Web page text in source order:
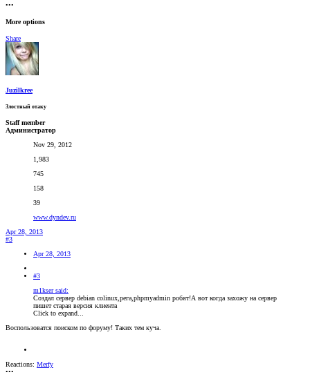
•••
More options
Share
Juzilkree
Злостный отаку
Staff member
Администратор
Nov 29, 2012
1,983
745
158
39
www.dyndev.ru
Apr 28, 2013
#3
Apr 28, 2013
#3
m1kser said:
Создал сервер debian colinux,рега,phpmyadmin робят!А вот когда захожу на сервер
пишет старая версия клиента
Click to expand...
Воспользоватся поиском по форуму! Таких тем куча.
Reactions: Merfy
•••